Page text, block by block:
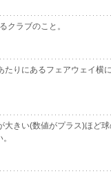
クラブのこと。
りにあるフェアウェイ横
きい(数値がプラス)ほど